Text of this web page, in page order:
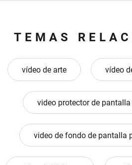
TEMAS
vídeo de arte vídeo
video protector de
video de fondo de pantalla